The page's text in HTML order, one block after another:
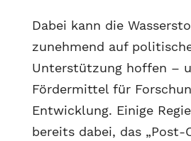
Dabei kann die
zunehmend auf
Unterstützung hoffen –
Fördermittel für
Entwicklung. Einige
bereits dabei, das „Post-